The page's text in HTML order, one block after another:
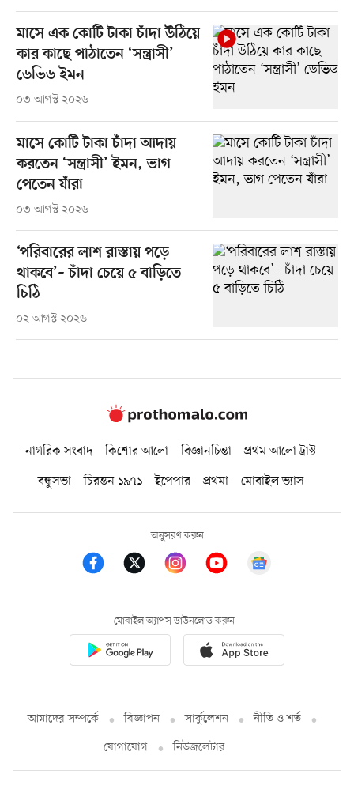
মাসে এক কোটি টাকা চাঁদা উঠিয়ে
কার কাছে পাঠাতেন ‘সন্ত্রাসী’
ডেভিড ইমন
০৩ আগস্ট ২০২৬
মাসে কোটি টাকা চাঁদা আদায়
করতেন ‘সন্ত্রাসী’ ইমন, ভাগ
পেতেন যাঁরা
০৩ আগস্ট ২০২৬
‘পরিবারের লাশ রাস্তায় পড়ে
থাকবে’– চাঁদা চেয়ে ৫ বাড়িতে
চিঠি
০২ আগস্ট ২০২৬
নাগরিক সংবাদ কিশোর আলো বিজ্ঞানচিন্তা
প্রথম আলো ট্রাস্ট
বন্ধুসভা
চিরন্তন ১৯৭১ ইপেপার প্রথমা মোবাইল ভ্যাস
অনুসরণ করুন
মোবাইল অ্যাপস ডাউনলোড করুন
আমাদের সম্পর্কে বিজ্ঞাপন সার্কুলেশন
নীতি ও শর্ত
যোগাযোগ
নিউজলেটার